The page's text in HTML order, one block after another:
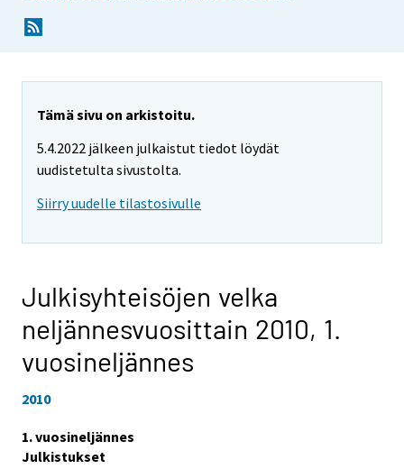
Tämä sivu on arkistoitu.
5.4.2022 jälkeen julkaistut tiedot löydät
uudistetulta sivustolta.
Siirry uudelle tilastosivulle
Julkisyhteisöjen velka
neljännesvuosittain 2010, 1.
vuosineljännes
2010
1. vuosineljännes
Julkistukset